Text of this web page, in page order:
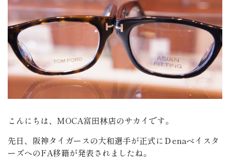
こんにちは、MOCA富田林店のサカイです。
先日、阪神タイガースの大和選手が正式にＤenaベイスタ
ーズへのFA移籍が発表されましたね。